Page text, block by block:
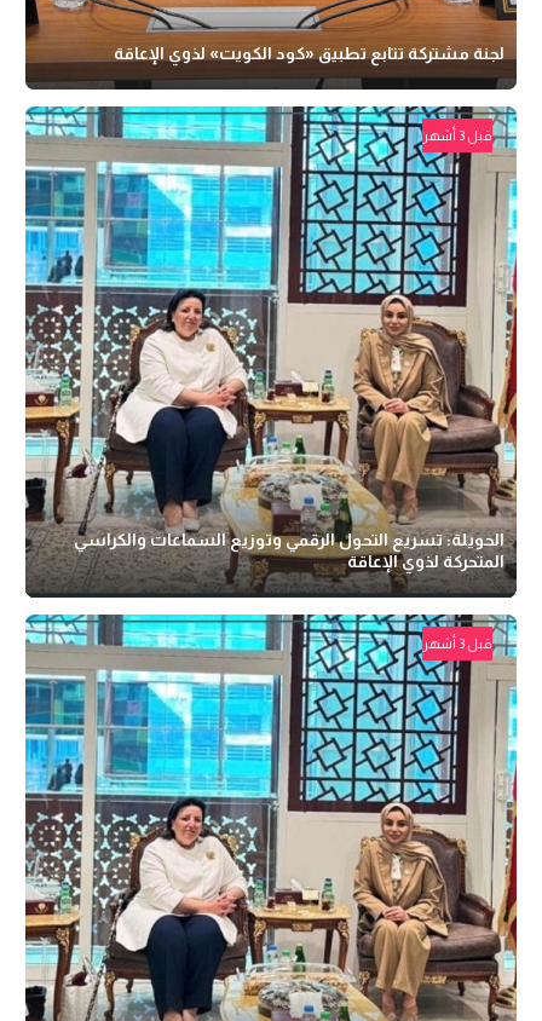
لجنة مشتركة تتابع تطبيق «كود الكويت» لذوي الإعاقة
قبل 3 أشهر
الحويلة: تسريع التحول الرقمي وتوزيع السماعات والكراسي
المتحركة لذوي الإعاقة
قبل 3 أشهر